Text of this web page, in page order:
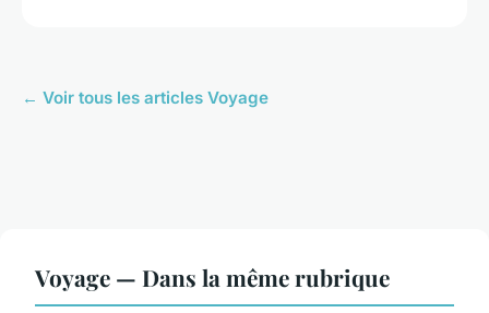
← Voir tous les articles Voyage
Voyage — Dans la même rubrique